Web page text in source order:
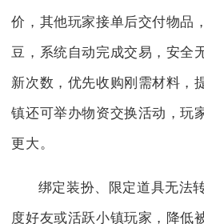
价，其他玩家接单后交付物品
豆，系统自动完成交易，安全
新次数，优先收购刚需材料，
镇还可举办物资交换活动，玩
更大。
绑定装扮、限定道具无法
度好友或活跃小镇玩家，降低